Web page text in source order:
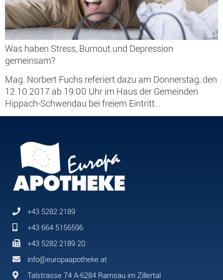
Was haben Stress, Burnout und Depression
gemeinsam?
Mag. Norbert Fuchs referiert dazu am Donnerstag, den
12.10.2017 ab 19.00 Uhr im Haus der Gemeinden
Hippach-Schwendau bei freiem Eintritt…
+43 5282 2189
+43 664 5156596
+43 5282 2189 20
info@europaapotheke.at
Talstrasse 74 A-6284 Ramsau im Zillertal